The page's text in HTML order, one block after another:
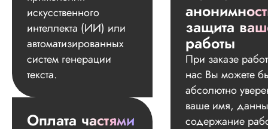
искусственного
интеллекта (ИИ) или
автоматизированных
систем генерации
текста.
Оплата частями
защита
работы
При заказе
нас Вы можете
абсолютно
ваше имя,
содержание